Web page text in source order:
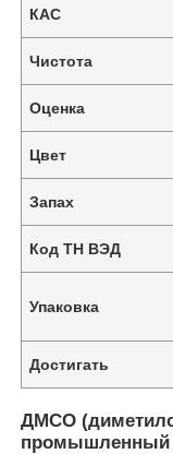
КАС
Чистота
Оценка
Цвет
Запах
Код ТН ВЭД
Упаковка
Достигать
ДМСО
промышленный